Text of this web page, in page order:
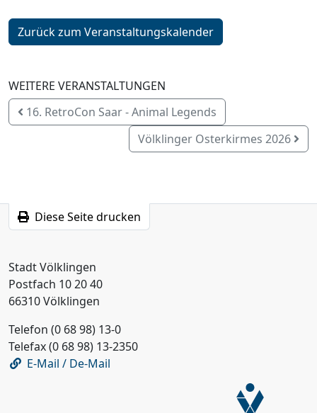
Zurück zum Veranstaltungskalender
WEITERE VERANSTALTUNGEN
16. RetroCon Saar - Animal Legends
Völklinger Osterkirmes 2026
Diese Seite drucken
Stadt Völklingen
Postfach 10 20 40
66310 Völklingen
Telefon (0 68 98) 13-0
Telefax (0 68 98) 13-2350
E-Mail / De-Mail